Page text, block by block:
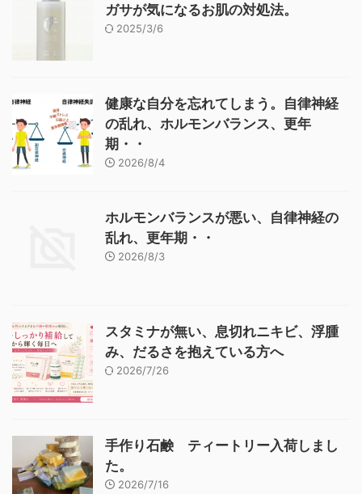
ガサが気になるお肌の対処法。
2025/3/6
健康な自分を忘れてしまう。自律神経
の乱れ、ホルモンバランス、更年
期・・
2026/8/4
ホルモンバランスが悪い、自律神経の
乱れ、更年期・・
2026/8/3
スタミナが無い、息切れニキビ、浮腫
み、だるさを抱えている方へ
2026/7/26
手作り石鹸 ティートリー入荷しまし
た。
2026/7/16